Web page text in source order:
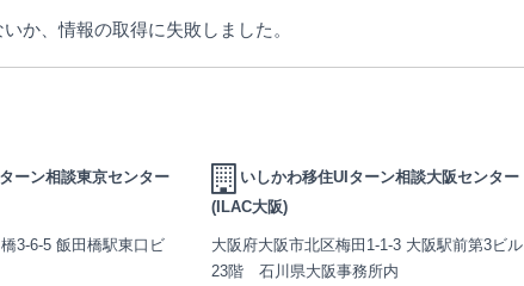
か、情報の取得に失敗しました。
ーン相談東京センター
3-6-5 飯田橋駅東口ビ
いしかわ移住UIターン相談大阪センター
(ILAC大阪)
大阪府大阪市北区梅田1-1-3 大阪駅前第3ビル
23階 石川県大阪事務所内